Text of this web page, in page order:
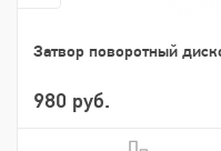
Затвор поворотный
980 руб.